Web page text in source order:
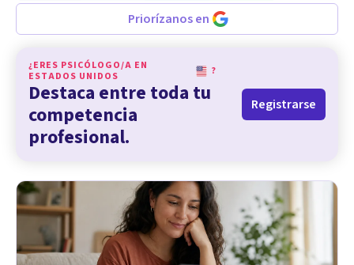
Priorízanos en
¿ERES PSICÓLOGO/A EN
ESTADOS UNIDOS
?
Destaca entre toda tu
competencia
profesional.
Registrarse